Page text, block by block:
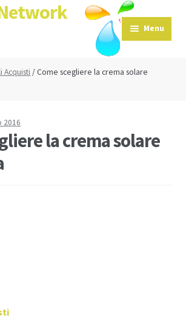
Menu
Acquisti / Come scegliere la crema solare
2016
la crema solare